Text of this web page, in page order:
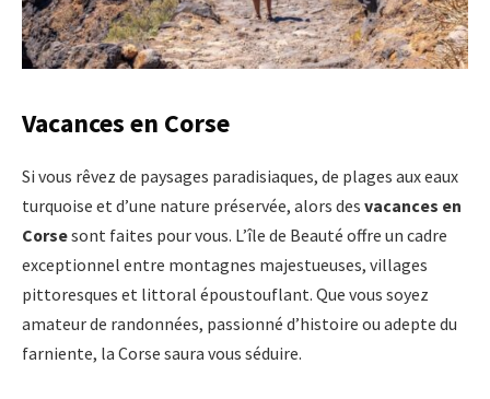
Vacances en Corse
Si vous rêvez de paysages paradisiaques, de plages aux eaux
turquoise et d’une nature préservée, alors des vacances en
Corsesont faites pour vous. L’île de Beauté offre un cadre
exceptionnel entre montagnes majestueuses, villages
pittoresques et littoral époustouflant. Que vous soyez
amateur de randonnées, passionné d’histoire ou adepte du
farniente, la Corse saura vous séduire.